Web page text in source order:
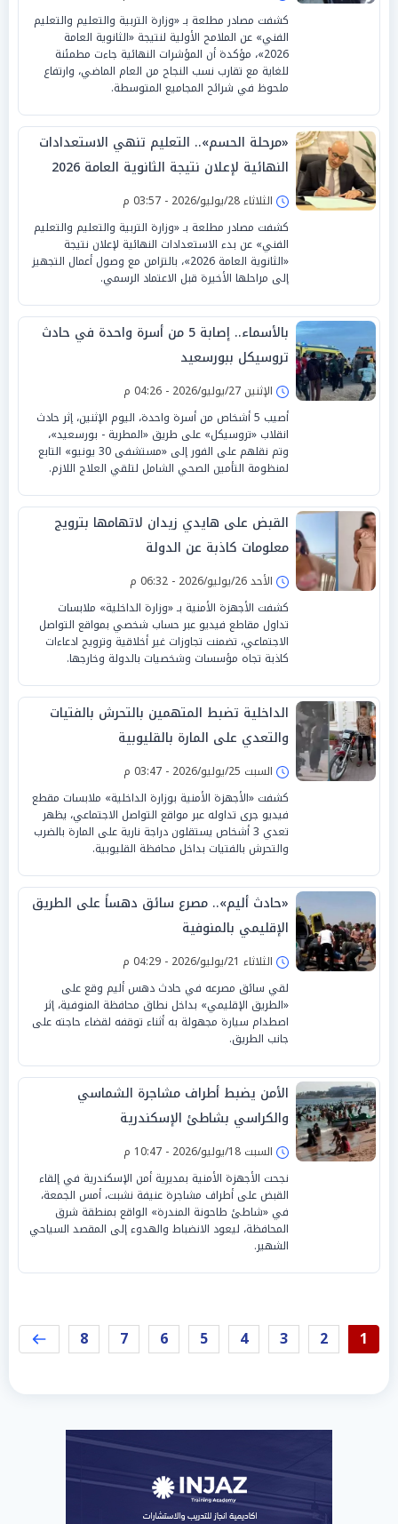
كشفت مصادر مطلعة بـ «وزارة التربية والتعليم والتعليم
الفني» عن الملامح الأولية لنتيجة «الثانوية العامة
2026»، مؤكدة أن المؤشرات النهائية جاءت مطمئنة
للغاية مع تقارب نسب النجاح من العام الماضي، وارتفاع
ملحوظ في شرائح المجاميع المتوسطة.
«مرحلة الحسم».. التعليم تنهي الاستعدادات
النهائية لإعلان نتيجة الثانوية العامة 2026
الثلاثاء 28/يوليو/2026 - 03:57 م
كشفت مصادر مطلعة بـ «وزارة التربية والتعليم والتعليم
الفني» عن بدء الاستعدادات النهائية لإعلان نتيجة
«الثانوية العامة 2026»، بالتزامن مع وصول أعمال التجهيز
إلى مراحلها الأخيرة قبل الاعتماد الرسمي.
بالأسماء.. إصابة 5 من أسرة واحدة في حادث
تروسيكل ببورسعيد
الإثنين 27/يوليو/2026 - 04:26 م
أصيب 5 أشخاص من أسرة واحدة، اليوم الإثنين، إثر حادث
انقلاب «تروسيكل» على طريق «المطرية - بورسعيد»،
وتم نقلهم على الفور إلى «مستشفى 30 يونيو» التابع
لمنظومة التأمين الصحي الشامل لتلقي العلاج اللازم.
القبض على هايدي زيدان لاتهامها بترويج
معلومات كاذبة عن الدولة
الأحد 26/يوليو/2026 - 06:32 م
كشفت الأجهزة الأمنية بـ «وزارة الداخلية» ملابسات
تداول مقاطع فيديو عبر حساب شخصي بمواقع التواصل
الاجتماعي، تضمنت تجاوزات غير أخلاقية وترويج ادعاءات
كاذبة تجاه مؤسسات وشخصيات بالدولة وخارجها.
الداخلية تضبط المتهمين بالتحرش بالفتيات
والتعدي على المارة بالقليوبية
السبت 25/يوليو/2026 - 03:47 م
كشفت «الأجهزة الأمنية بوزارة الداخلية» ملابسات مقطع
فيديو جرى تداوله عبر مواقع التواصل الاجتماعي، يظهر
تعدي 3 أشخاص يستقلون دراجة نارية على المارة بالضرب
والتحرش بالفتيات بداخل محافظة القليوبية.
«حادث أليم».. مصرع سائق دهساً على الطريق
الإقليمي بالمنوفية
الثلاثاء 21/يوليو/2026 - 04:29 م
لقي سائق مصرعه في حادث دهس أليم وقع على
«الطريق الإقليمي» بداخل نطاق محافظة المنوفية، إثر
اصطدام سيارة مجهولة به أثناء توقفه لقضاء حاجته على
جانب الطريق.
الأمن يضبط أطراف مشاجرة الشماسي
والكراسي بشاطئ الإسكندرية
السبت 18/يوليو/2026 - 10:47 م
نجحت الأجهزة الأمنية بمديرية أمن الإسكندرية في إلقاء
القبض على أطراف مشاجرة عنيفة نشبت، أمس الجمعة،
في «شاطئ طاحونة المندرة» الواقع بمنطقة شرق
المحافظة، ليعود الانضباط والهدوء إلى المقصد السياحي
الشهير.
1
2
3
4
5
6
7
8